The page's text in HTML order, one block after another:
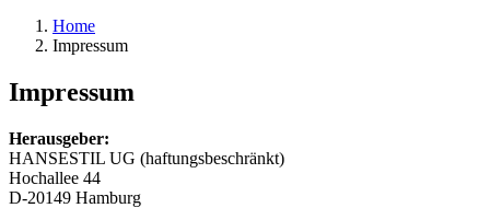
Home
Impressum
Impressum
Herausgeber:
HANSESTIL UG (haftungsbeschränkt)
Hochallee 44
D-20149 Hamburg